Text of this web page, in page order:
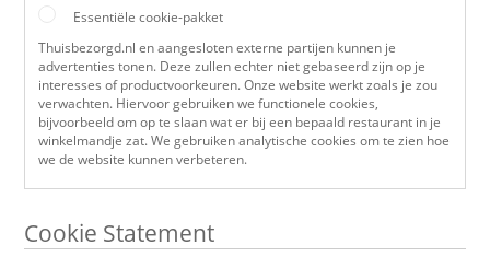
Essentiële cookie-pakket
Thuisbezorgd.nl en aangesloten externe partijen kunnen je
advertenties tonen. Deze zullen echter niet gebaseerd zijn op je
interesses of productvoorkeuren. Onze website werkt zoals je zou
verwachten. Hiervoor gebruiken we functionele cookies,
bijvoorbeeld om op te slaan wat er bij een bepaald restaurant in je
winkelmandje zat. We gebruiken analytische cookies om te zien hoe
we de website kunnen verbeteren.
Cookie Statement